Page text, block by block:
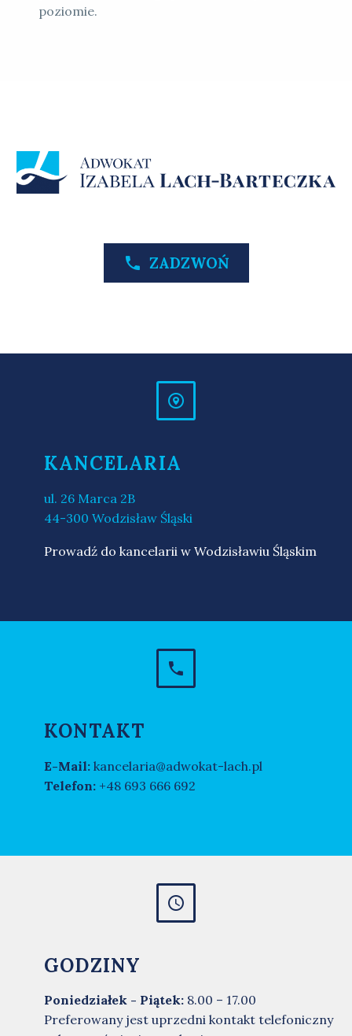
poziomie.
 ZADZWOŃ


KANCELARIA
ul. 26 Marca 2B
44-300 Wodzisław Śląski
Prowadź do kancelarii w Wodzisławiu Śląskim


KONTAKT
E-Mail: kancelaria@adwokat-lach.pl
Telefon: +48 693 666 692


GODZINY
Poniedziałek - Piątek: 8.00 – 17.00
Preferowany jest uprzedni kontakt telefoniczny